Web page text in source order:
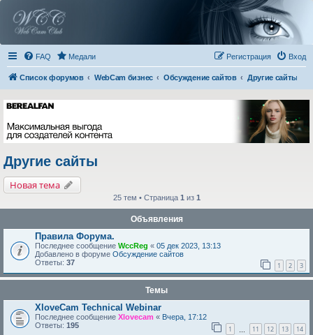
FAQ Медали Вход
Регистрация
Список форумов WebCam бизнес Обсуждение сайтов Другие сайты
Другие сайты
Новая тема
25 тем • Страница 1 из 1
Объявления
Правила Форума.
Последнее сообщение WccReg « 05 дек 2023, 13:13
Добавлено в форуме Обсуждение сайтов
Ответы: 37 1 2 3
Темы
XloveCam Technical Webinar
Последнее сообщение Xlovecam « Вчера, 17:12
Ответы: 195 1 11 12 13 14